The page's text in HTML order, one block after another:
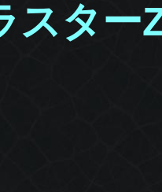
スター